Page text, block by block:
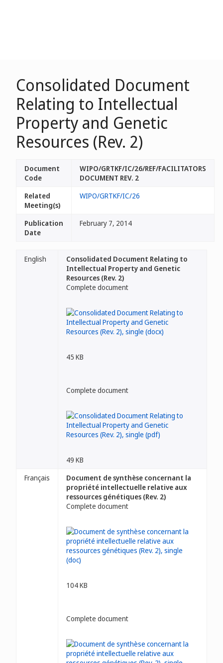
Consolidated Document
Relating to Intellectual
Property and Genetic
Resources (Rev. 2)
Document
Code
WIPO/GRTKF/IC/26/REF/FACILITATORS
DOCUMENT REV. 2
Related
Meeting(s)
WIPO/GRTKF/IC/26
Publication
Date
February 7, 2014
English
Consolidated Document Relating to
Intellectual Property and Genetic
Resources (Rev. 2)
Complete document
45 KB
Complete document
49 KB
Français
Document de synthèse concernant la
propriété intellectuelle relative aux
ressources génétiques (Rev. 2)
Complete document
104 KB
Complete document